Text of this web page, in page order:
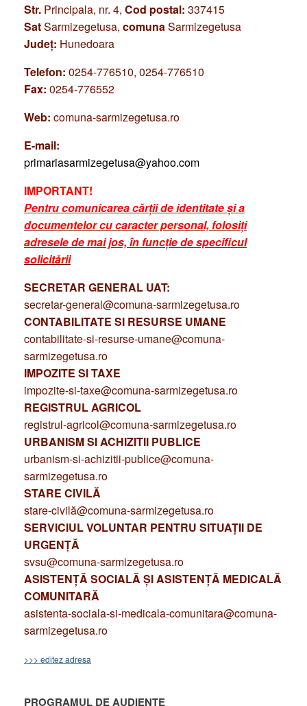
Str. Principala, nr. 4, Cod postal: 337415
SatSarmizegetusa, comunaSarmizegetusa
Județ: Hunedoara
Telefon: 0254-776510, 0254-776510
Fax: 0254-776552
Web: comuna-sarmizegetusa.ro
E-mail:
primariasarmizegetusa@yahoo.com
IMPORTANT!
Pentru comunicarea cărții de identitate și a
documentelor cu caracter personal, folosiți
adresele de mai jos, în funcție de specificul
solicitării
SECRETAR GENERAL UAT:
secretar-general@comuna-sarmizegetusa.ro
CONTABILITATE SI RESURSE UMANE
contabilitate-si-resurse-umane@comuna-
sarmizegetusa.ro
IMPOZITE SI TAXE
impozite-si-taxe@comuna-sarmizegetusa.ro
REGISTRUL AGRICOL
registrul-agricol@comuna-sarmizegetusa.ro
URBANISM SI ACHIZITII PUBLICE
urbanism-si-achizitii-publice@comuna-
sarmizegetusa.ro
STARE CIVILĂ
stare-civilă@comuna-sarmizegetusa.ro
SERVICIUL VOLUNTAR PENTRU SITUAȚII DE
URGENȚĂ
svsu@comuna-sarmizegetusa.ro
ASISTENȚĂ SOCIALĂ ȘI ASISTENȚĂ MEDICALĂ
COMUNITARĂ
asistenta-sociala-si-medicala-comunitara@comuna-
sarmizegetusa.ro
>>> editez adresa
PROGRAMUL DE AUDIENȚE